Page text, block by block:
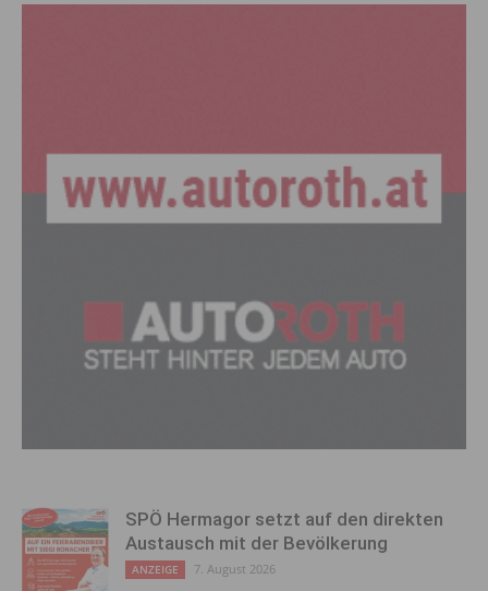
SPÖ Hermagor setzt auf den direkten
Austausch mit der Bevölkerung
ANZEIGE 7. August 2026